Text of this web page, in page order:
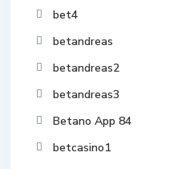
bet4
betandreas
betandreas2
betandreas3
Betano App 84
betcasino1